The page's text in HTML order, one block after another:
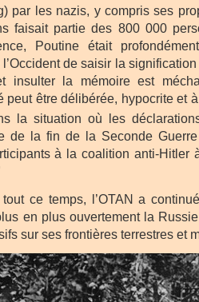
par les nazis, y compris ses
faisait partie des 800 000
Poutine était
de saisir la
insulter la mémoire est
peut être délibérée, hypocrite et
la situation où les
de la fin de la Seconde
à la coalition anti-Hitler
ce temps, l’OTAN a
en plus ouvertement la
sur ses frontières terrestres et